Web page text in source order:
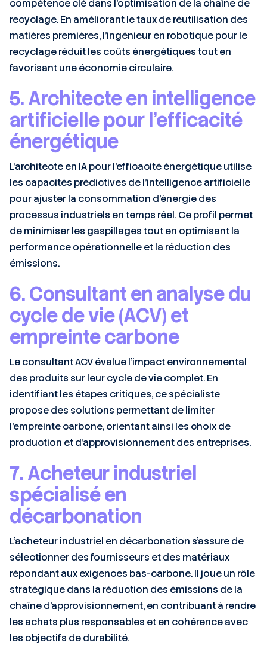
compétence clé dans l’optimisation de la chaîne de
recyclage. En améliorant le taux de réutilisation des
matières premières, l’ingénieur en robotique pour le
recyclage réduit les coûts énergétiques tout en
favorisant une économie circulaire.
5. Architecte en intelligence
artificielle pour l’efficacité
énergétique
L’architecte en IA pour l’efficacité énergétique utilise
les capacités prédictives de l’intelligence artificielle
pour ajuster la consommation d’énergie des
processus industriels en temps réel. Ce profil permet
de minimiser les gaspillages tout en optimisant la
performance opérationnelle et la réduction des
émissions.
6. Consultant en analyse du
cycle de vie (ACV) et
empreinte carbone
Le consultant ACV évalue l’impact environnemental
des produits sur leur cycle de vie complet. En
identifiant les étapes critiques, ce spécialiste
propose des solutions permettant de limiter
l’empreinte carbone, orientant ainsi les choix de
production et d’approvisionnement des entreprises.
7. Acheteur industriel
spécialisé en
décarbonation
L’acheteur industriel en décarbonation s’assure de
sélectionner des fournisseurs et des matériaux
répondant aux exigences bas-carbone. Il joue un rôle
stratégique dans la réduction des émissions de la
chaîne d’approvisionnement, en contribuant à rendre
les achats plus responsables et en cohérence avec
les objectifs de durabilité.